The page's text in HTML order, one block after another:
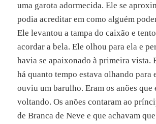
uma garota adormecida. Ele se
podia acreditar em como alguém
Ele levantou a tampa do caixão e
acordar a bela. Ele olhou para ela e
havia se apaixonado à primeira vista.
há quanto tempo estava olhando para
ouviu um barulho. Eram os anões que
voltando. Os anões contaram ao
de Branca de Neve e que achavam